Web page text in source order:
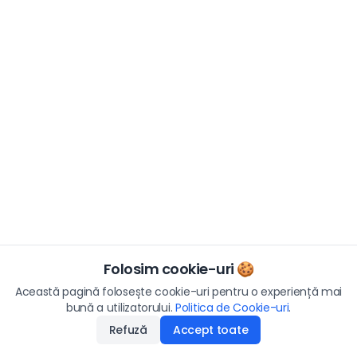
Folosim cookie-uri 🍪
Această pagină folosește cookie-uri pentru o experiență mai
bună a utilizatorului. Politica de Cookie-uri.
Refuză
Accept toate